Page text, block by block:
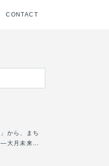
CONTACT
から、まち
大月未来…